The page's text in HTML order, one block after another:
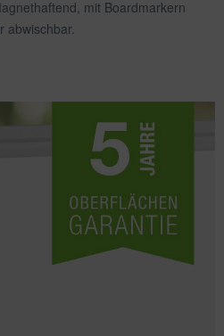
mit Boardmarkern
abwischbar.